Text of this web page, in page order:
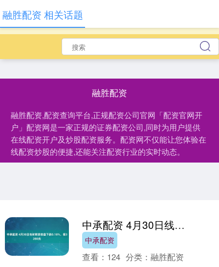
融胜配资
融胜配资,配资查询平台,正规配资公司官网「配资官网开
户」配资网是一家正规的证券配资公司,同时为用户提供
在线配资开户及炒股配资服务。配资网不仅能让您体验在
线配资炒股的便捷,还能关注配资行业的实时动态。
融胜配资 相关话题
中承配资 4月30日线材期货收盘下跌0.18%，报3280元
中承配资
查看： 124 分类：融胜配资